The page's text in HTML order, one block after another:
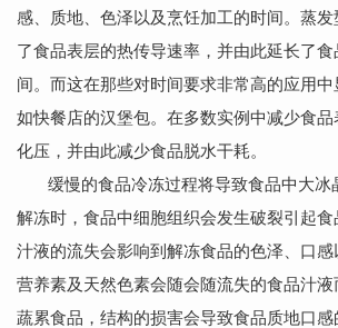
感、质地、色泽以及烹饪加工的时间。蒸
了食品表层的热传导速率，并由此延长了
间。而这在那些对时间要求非常高的应用
如快餐店的汉堡包。在多数实例中减少食
化压，并由此减少食品脱水干耗。
缓慢的食品冷冻过程将导致食品中大冰
解冻时，食品中细胞组织会发生破裂引起
汁液的流失会影响到解冻食品的色泽、口感
营养素及天然色素会随会随流失的食品汁
蔬累食品，结构的损害会导致食品质地口